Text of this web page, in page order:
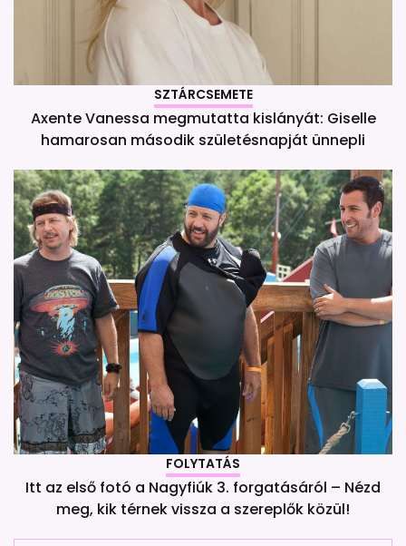
SZTÁRCSEMETE
Axente Vanessa megmutatta kislányát: Giselle
hamarosan második születésnapját ünnepli
FOLYTATÁS
Itt az első fotó a Nagyfiúk 3. forgatásáról – Nézd
meg, kik térnek vissza a szereplők közül!